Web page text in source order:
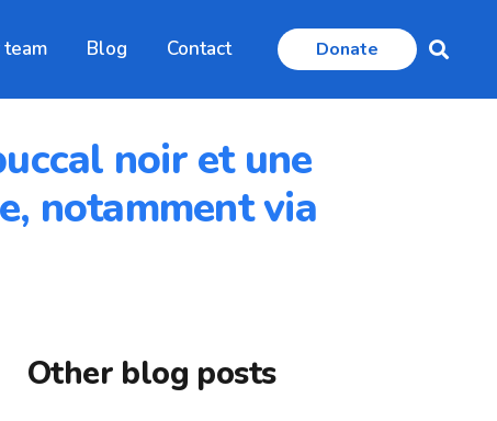
team Blog Contact Donate
noir et une
notamment via
Other blog posts